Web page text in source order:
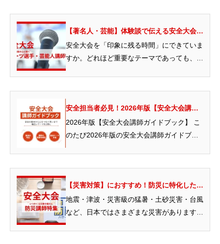
【著名人・芸能】体験談で伝える安全大会講
師特集
安全大会を「印象に残る時間」にできていま
すか。どれほど重要なテーマであっても、参
安全担当者必見！2026年版【安全大会講師
ガイドブック】｜無料送付受付中
2026年版【安全大会講師ガイドブック】 こ
のたび2026年版の安全大会講師ガイドブッ
【災害対策】におすすめ！防災に特化した講
師特集
地震・津波・災害級の猛暑・土砂災害・台風
など、日本ではさまざまな災害がありますよ